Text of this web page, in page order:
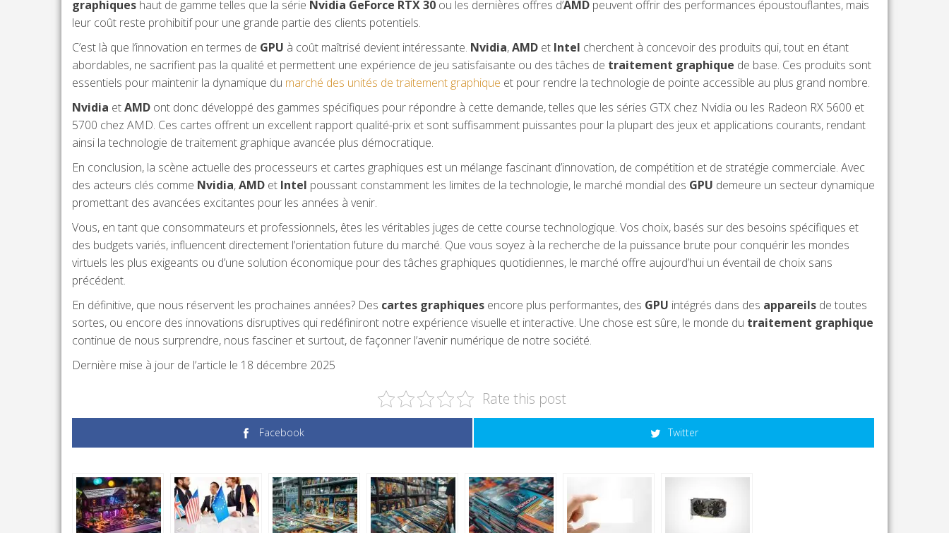
graphiques haut de gamme telles que la série Nvidia GeForce RTX 30 ou les dernières offres d’AMD peuvent offrir des performances époustouflantes, mais
leur coût reste prohibitif pour une grande partie des clients potentiels.
C’est là que l’innovation en termes de GPU à coût maîtrisé devient intéressante. Nvidia,AMD et Intel cherchent à concevoir des produits qui, tout en étant
abordables, ne sacrifient pas la qualité et permettent une expérience de jeu satisfaisante ou des tâches de traitement graphique de base. Ces produits sont
essentiels pour maintenir la dynamique du marché des unités de traitement graphique et pour rendre la technologie de pointe accessible au plus grand nombre.
Nvidia etAMD ont donc développé des gammes spécifiques pour répondre à cette demande, telles que les séries GTX chez Nvidia ou les Radeon RX 5600 et
5700 chez AMD. Ces cartes offrent un excellent rapport qualité-prix et sont suffisamment puissantes pour la plupart des jeux et applications courants, rendant
ainsi la technologie de traitement graphique avancée plus démocratique.
En conclusion, la scène actuelle des processeurs et cartes graphiques est un mélange fascinant d’innovation, de compétition et de stratégie commerciale. Avec
des acteurs clés comme Nvidia,AMD et Intel poussant constamment les limites de la technologie, le marché mondial des GPU demeure un secteur dynamique
promettant des avancées excitantes pour les années à venir.
Vous, en tant que consommateurs et professionnels, êtes les véritables juges de cette course technologique. Vos choix, basés sur des besoins spécifiques et
des budgets variés, influencent directement l’orientation future du marché. Que vous soyez à la recherche de la puissance brute pour conquérir les mondes
virtuels les plus exigeants ou d’une solution économique pour des tâches graphiques quotidiennes, le marché offre aujourd’hui un éventail de choix sans
précédent.
En définitive, que nous réservent les prochaines années? Des cartes graphiques encore plus performantes, des GPU intégrés dans des appareils de toutes
sortes, ou encore des innovations disruptives qui redéfiniront notre expérience visuelle et interactive. Une chose est sûre, le monde du traitement graphique
continue de nous surprendre, nous fasciner et surtout, de façonner l’avenir numérique de notre société.
Dernière mise à jour de l’article le 18 décembre 2025
Rate this post
Facebook Twitter